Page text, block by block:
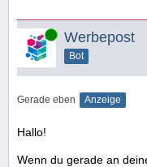
Online Werbepost
Bot
Gerade eben Anzeige
Hallo!
Wenn du gerade an